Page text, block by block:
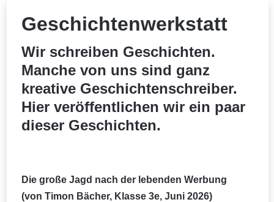
Geschichtenwerkstatt
Wir schreiben Geschichten.
Manche von uns sind ganz
kreative Geschichtenschreiber.
Hier veröffentlichen wir ein paar
dieser Geschichten.
Die große Jagd nach der lebenden Werbung
(von Timon Bächer, Klasse 3e, Juni 2026)